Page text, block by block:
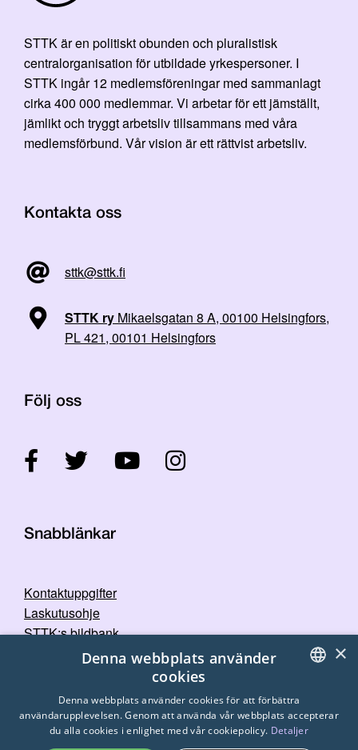
STTK är en politiskt obunden och pluralistisk
centralorganisation för utbildade yrkespersoner. I
STTK ingår 12 medlemsföreningar med sammanlagt
cirka 400 000 medlemmar. Vi arbetar för ett jämställt,
jämlikt och tryggt arbetsliv tillsammans med våra
medlemsförbund. Vår vision är ett rättvist arbetsliv.
Kontakta oss
sttk@sttk.fi
STTK ry Mikaelsgatan 8 A, 00100 Helsingfors,
PL 421, 00101 Helsingfors
Följ oss
Snabblänkar
Kontaktuppgifter
Laskutusohje
STTK:s bildbank
Dataskyddspolicy
FINNISH
ENGLISH
×
Denna webbplats använder
cookies
Denna webbplats använder cookies för att förbättra
användarupplevelsen. Genom att använda vår webbplats accepterar
du alla cookies i enlighet med vår cookiepolicy. Detaljer